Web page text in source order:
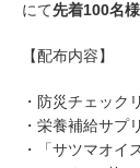
にて先着100名
【配布内容】
・防災チェック
・栄養補給サプ
・「サツマオイ